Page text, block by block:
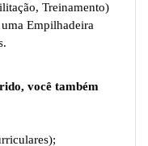
Treinamento)
Empilhadeira
você também